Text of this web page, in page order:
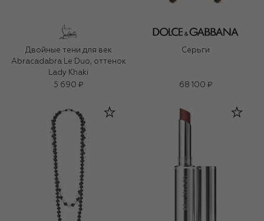
Двойные тени для век
Abracadabra Le Duo, оттенок
Lady Khaki
5 690 ₽
Серьги
68 100 ₽